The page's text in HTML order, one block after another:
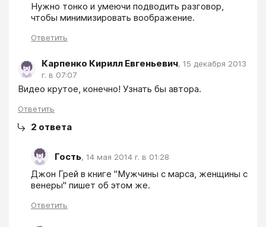
Нужно тонко и умеючи подводить разговор,
чтобы минимизировать воображение.
Ответить
Карпенко Кирилл Евгеньевич, 15 декабря 2013
г. в 07:07
Видео крутое, конечно! Узнать бы автора.
Ответить
2 ответа
Гость, 14 мая 2014 г. в 01:28
Джон Грей в книге "Мужчины с марса, женщины с
венеры" пишет об этом же.
Ответить